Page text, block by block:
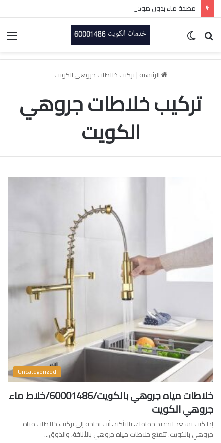
مضخة ماء بدون صوت بالكويت-60001486-اتصل الان
بحث
الرئيسية |تركيب خلاطات جروهي الكويت
تركيب خلاطات جروهي
الكويت
Uncategorized
خلاطات مياه جروهي بالكويت/60001486/خلاط ماء
جروهي الكويت
إذا كنت تستعد لتجديد حمامك، بالتأكيد، أنت بحاجة إلى تركيب خلاطات مياه
جروهي بالكويت. تتمتع خلاطات مياه جروهي بالأناقة، والذوق…